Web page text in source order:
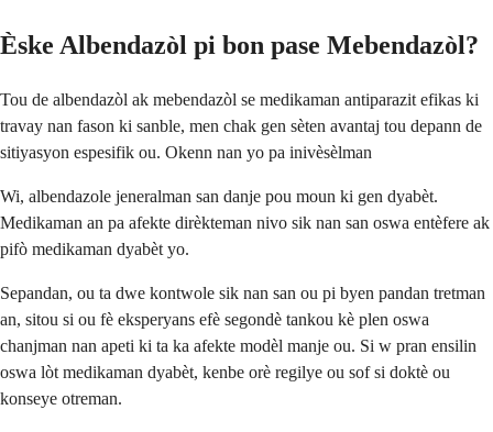
Èske Albendazòl pi bon pase Mebendazòl?
Tou de albendazòl ak mebendazòl se medikaman antiparazit efikas ki
travay nan fason ki sanble, men chak gen sèten avantaj tou depann de
sitiyasyon espesifik ou. Okenn nan yo pa inivèsèlman
Wi, albendazole jeneralman san danje pou moun ki gen dyabèt.
Medikaman an pa afekte dirèkteman nivo sik nan san oswa entèfere ak
pifò medikaman dyabèt yo.
Sepandan, ou ta dwe kontwole sik nan san ou pi byen pandan tretman
an, sitou si ou fè eksperyans efè segondè tankou kè plen oswa
chanjman nan apeti ki ta ka afekte modèl manje ou. Si w pran ensilin
oswa lòt medikaman dyabèt, kenbe orè regilye ou sof si doktè ou
konseye otreman.